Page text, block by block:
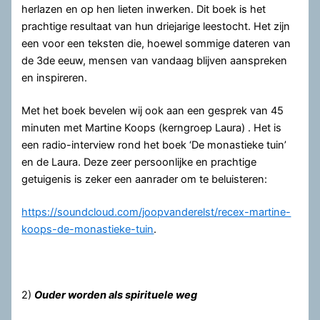
herlazen en op hen lieten inwerken. Dit boek is het
prachtige resultaat van hun driejarige leestocht. Het zijn
een voor een teksten die, hoewel sommige dateren van
de 3de eeuw, mensen van vandaag blijven aanspreken
en inspireren.
Met het boek bevelen wij ook aan een gesprek van 45
minuten met Martine Koops (kerngroep Laura) . Het is
een radio-interview rond het boek ‘De monastieke tuin’
en de Laura. Deze zeer persoonlijke en prachtige
getuigenis is zeker een aanrader om te beluisteren:
https://soundcloud.com/joopvanderelst/recex-martine-
koops-de-monastieke-tuin.
2) Ouder worden als spirituele weg